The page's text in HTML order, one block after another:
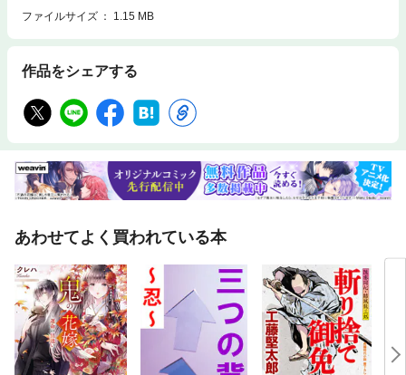
ファイルサイズ
1.15 MB
作品をシェアする
あわせてよく買われている本